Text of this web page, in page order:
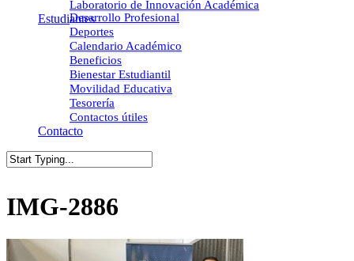
Laboratorio de Innovación Académica
EstudiantesDesarrollo Profesional
Deportes
Calendario Académico
Beneficios
Bienestar Estudiantil
Movilidad Educativa
Tesorería
Contactos útiles
Contacto
IMG-2886